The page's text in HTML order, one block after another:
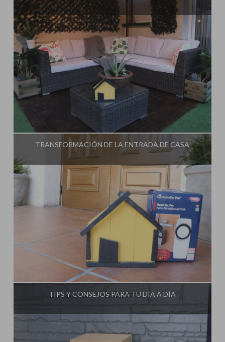
Influencer: Steffido
TRANSFORMACIÓN DE LA ENTRADA DE CASA
Influencer: Steffido
TIPS Y CONSEJOS PARA TU DÍA A DÍA